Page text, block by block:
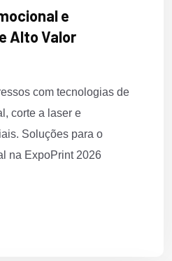
e
Alto Valor
com tecnologias de
corte a laser e
Soluções para o
na ExpoPrint 2026